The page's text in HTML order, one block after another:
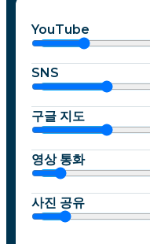
YouTube
SNS
구글 지도
영상 통화
사진 공유